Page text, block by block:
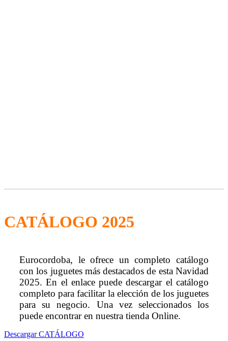
CATÁLOGO 2025
Eurocordoba, le ofrece un completo catálogo
con los juguetes más destacados de esta Navidad
2025. En el enlace puede descargar el catálogo
completo para facilitar la elección de los juguetes
para su negocio. Una vez seleccionados los
puede encontrar en nuestra tienda Online.
Descargar CATÁLOGO